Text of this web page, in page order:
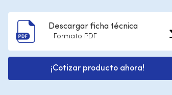
Descargar ficha técnica
Formato PDF
¡Cotizar producto ahora!